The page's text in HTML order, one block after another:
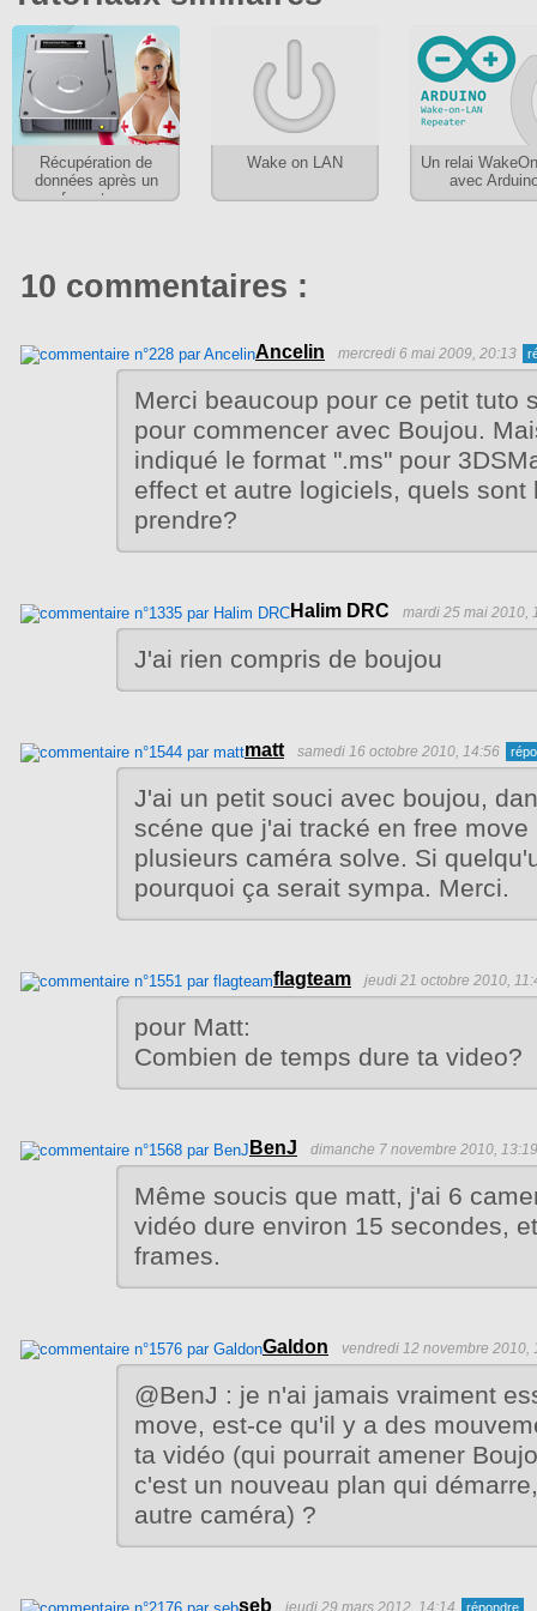
Récupération de
données après un
formatage
Wake on LAN
Un relai
avec
10 commentaires :
Ancelin mercredi 6 mai 2009, 20:13
Merci beaucoup pour ce petit tuto
pour commencer avec Boujou.
indiqué le format ".ms" pour
effect et autre logiciels, quels sont
prendre?
Halim DRC mardi 25 mai 2010,
J'ai rien compris de boujou
matt samedi 16 octobre 2010, 14:56
J'ai un petit souci avec boujou,
scéne que j'ai tracké en free move
plusieurs caméra solve. Si
pourquoi ça serait sympa. Merci.
flagteam jeudi 21 octobre 2010,
pour Matt:
Combien de temps dure ta video?
BenJ dimanche 7 novembre 2010, 13:19
Même soucis que matt, j'ai 6
vidéo dure environ 15 secondes,
frames.
Galdon vendredi 12 novembre 2010,
@BenJ : je n'ai jamais vraiment
move, est-ce qu'il y a des
ta vidéo (qui pourrait amener
c'est un nouveau plan qui
autre caméra) ?
seb